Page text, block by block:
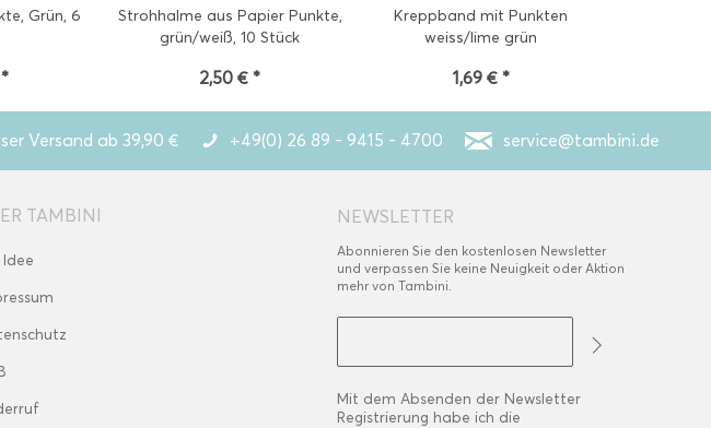
Grün, 6
Strohhalme aus Papier Punkte,
grün/weiß, 10 Stück
2,50 € *
Kreppband mit Punkten
weiss/lime grün
1,69 € *
Versand ab 39,90 € +49(0) 26 89 - 9415 - 4700 service@tambini.de
TAMBINI
Idee
NEWSLETTER
Abonnieren Sie den kostenlosen Newsletter
und verpassen Sie keine Neuigkeit oder Aktion
mehr von Tambini.
Mit dem Absenden der Newsletter
Registrierung habe ich die